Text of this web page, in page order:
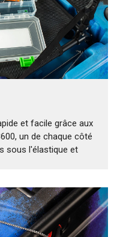
et facile grâce aux
un de chaque côté
sous l'élastique et